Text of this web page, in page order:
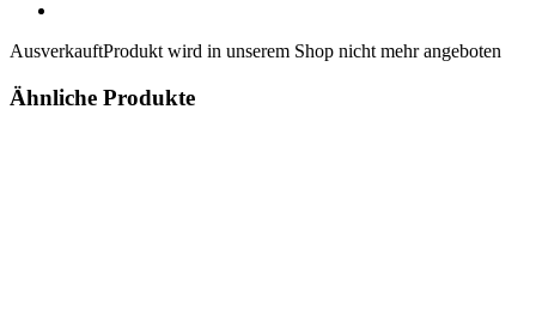
AusverkauftProdukt wird in unserem Shop nicht mehr angeboten
Ähnliche Produkte